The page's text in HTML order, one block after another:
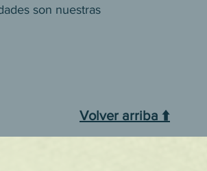
son nuestras
Volver arriba ⬆️